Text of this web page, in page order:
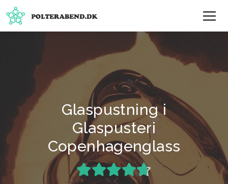
Glaspustning i
Glaspusteri
Copenhagenglass